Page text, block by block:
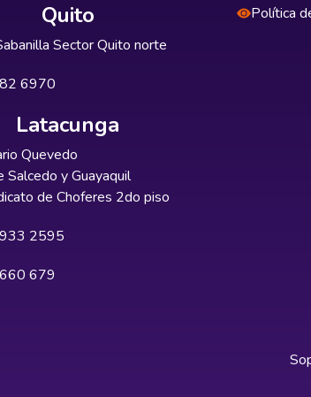
Quito
Sector Quito norte
6970
Latacunga
Quevedo
Salcedo y Guayaquil
de Choferes 2do piso
2595
679
Política